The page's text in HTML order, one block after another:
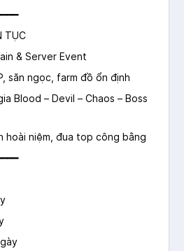
TỤC
& Server Event
săn ngọc, farm đồ ổn định
Blood – Devil – Chaos – Boss
hoài niệm, đua top công bằng